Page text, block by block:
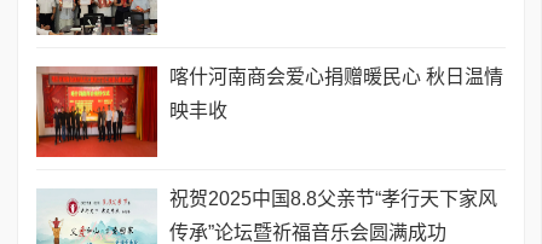
喀什河南商会爱心捐赠暖民心 秋日温情
映丰收
祝贺2025中国8.8父亲节“孝行天下家风
传承”论坛暨祈福音乐会圆满成功